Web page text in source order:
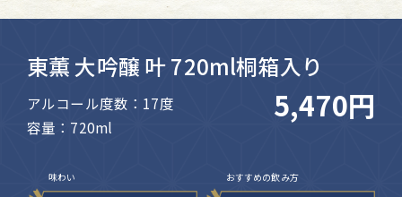
東薫 大吟醸 叶 720ml桐箱入り
アルコール度数：17度
容量：720ml
5,470円
味わい おすすめの飲み方